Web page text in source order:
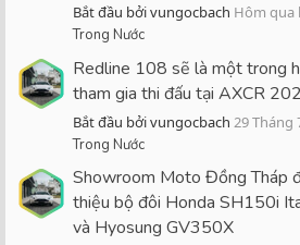
Bắt đầu bởi vungocbach Hôm qua
Trong Nước
Redline 108 sẽ là một trong
tham gia thi đấu tại AXCR
Bắt đầu bởi vungocbach 29 Tháng
Trong Nước
Showroom Moto Đồng Tháp
thiệu bộ đôi Honda SH150i
và Hyosung GV350X